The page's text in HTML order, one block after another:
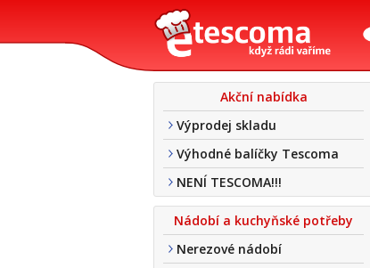
Akční nabídka
Výprodej skladu
Výhodné balíčky Tescoma
NENÍ TESCOMA!!!
Nádobí a kuchyňské potřeby
Nerezové nádobí